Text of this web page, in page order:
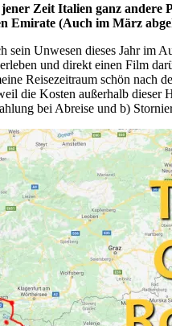
Zeit Italien ganz andere
(Auch im März
Unwesen dieses Jahr im
und direkt einen Film
Reisezeitraum schön nach
die Kosten außerhalb
bei Abreise und b)